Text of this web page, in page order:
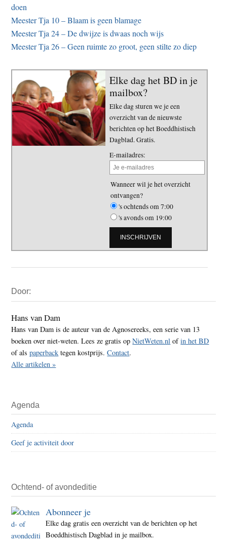
doen
Meester Tja 10 – Blaam is geen blamage
Meester Tja 24 – De dwijze is dwaas noch wijs
Meester Tja 26 – Geen ruimte zo groot, geen stilte zo diep
Elke dag het BD in je
mailbox?
Elke dag sturen we je een
overzicht van de nieuwste
berichten op het Boeddhistisch
Dagblad. Gratis.
E-mailadres:
Wanneer wil je het overzicht
ontvangen?
's ochtends om 7:00
's avonds om 19:00
Sidebar
Door:
Hans van Dam
Hans van Dam is de auteur van de Agnosereeks, een serie van 13
boeken over niet-weten. Lees ze gratis opNietWeten.nl ofin het BD
of alspaperback tegen kostprijs.Contact.
Alle artikelen »
Agenda
Agenda
Geef je activiteit door
Ochtend- of avondeditie
Abonneer je
Elke dag gratis een overzicht van de berichten op het
Boeddhistisch Dagblad in je mailbox.